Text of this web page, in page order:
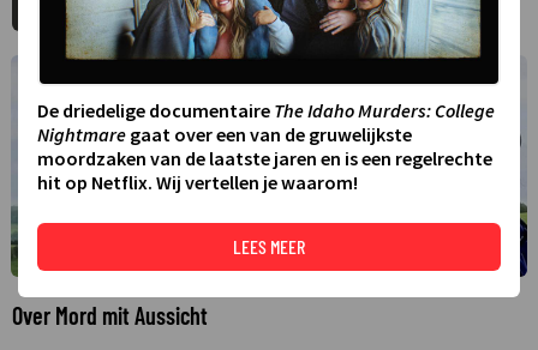
MIJNGIDS AGENDA DELEN
Over Mord mit Aussicht
De driedelige documentaire The Idaho Murders: College
Nightmare gaat over een van de gruwelijkste
moordzaken van de laatste jaren en is een regelrechte
hit op Netflix. Wij vertellen je waarom!
LEES MEER